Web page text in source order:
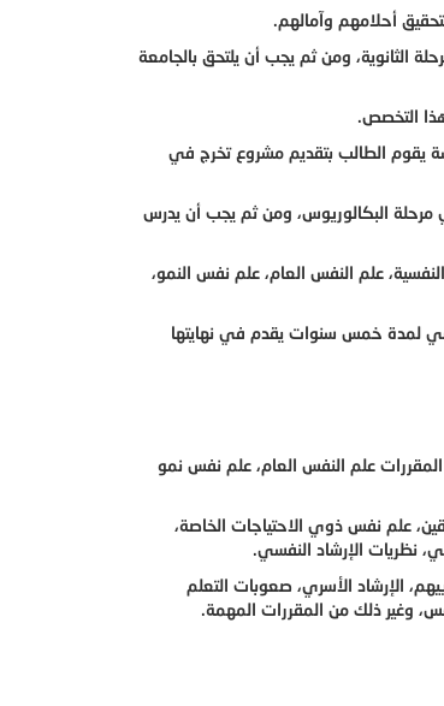
أحلامهم وآمالهم.
الثانوية، ومن ثم يجب أن يلتحق بالجامعة
التخصص.
يقوم الطالب بتقديم مشروع تخرج في
البكالوريوس، ومن ثم يجب أن يدرس
علم النفس العام، علم نفس النمو،
لمدة خمس سنوات يقدم في نهايتها
علم النفس العام، علم نفس نمو
علم نفس ذوي الاحتياجات الخاصة،
نظريات الإرشاد النفسي.
الإرشاد الأسري، صعوبات التعلم
وغير ذلك من المقررات المهمة.